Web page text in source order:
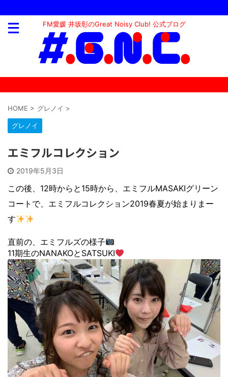
FM愛媛 井坂彰のGreat Noisy Club! 公式ブログ
HOME > グレノイ >
グレノイ
エミフルコレクション
2019年5月3日
この後、12時からと15時から、エミフルMASAKIグリーン
コートで、エミフルコレクション2019春夏が始まりまー
す
直前の、エミフルズの様子
11期生のNANAKOとSATSUKI